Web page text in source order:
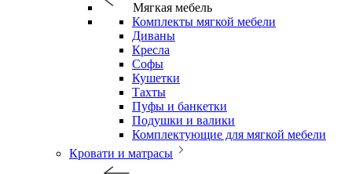
Мягкая мебель
Комплекты мягкой мебели
Диваны
Кресла
Софы
Кушетки
Тахты
Пуфы и банкетки
Подушки и валики
Комплектующие для мягкой мебели
Кровати и матрасы